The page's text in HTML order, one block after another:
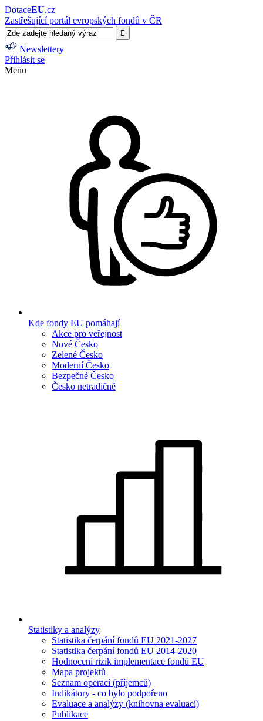
DotaceEU.cz
Zastřešující portál evropských fondů v ČR
Newslettery
Přihlásit se
Menu
Kde fondy EU pomáhají
Akce pro veřejnost
Nové Česko
Zelené Česko
Moderní Česko
Bezpečné Česko
Česko netradičně
Statistiky a analýzy
Statistika čerpání fondů EU 2021-2027
Statistika čerpání fondů EU 2014-2020
Hodnocení rizik implementace fondů EU
Mapa projektů
Seznam operací (příjemců)
Indikátory - co bylo podpořeno
Evaluace a analýzy (knihovna evaluací)
Publikace